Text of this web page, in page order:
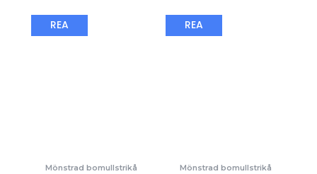
REA
Mönstrad bomullstrikå
nuvarande
REA
Mönstrad bomullstrikå